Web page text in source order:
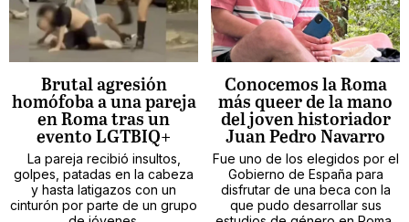
Brutal agresión
homófoba a una pareja
en Roma tras un
evento LGTBIQ+
La pareja recibió insultos,
golpes, patadas en la cabeza
y hasta latigazos con un
cinturón por parte de un grupo
Conocemos la Roma
más queer de la mano
del joven historiador
Juan Pedro Navarro
Fue uno de los elegidos por el
Gobierno de España para
disfrutar de una beca con la
que pudo desarrollar sus